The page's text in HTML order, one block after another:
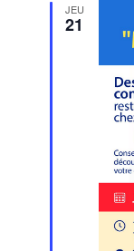
JEU
21